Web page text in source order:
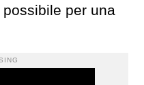
per una